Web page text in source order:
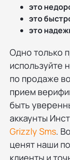
это
это
это
Одно только
используйте
по продаже
прием
быть
аккаунты
Grizzly Sms.
ценят наши
клиенты и